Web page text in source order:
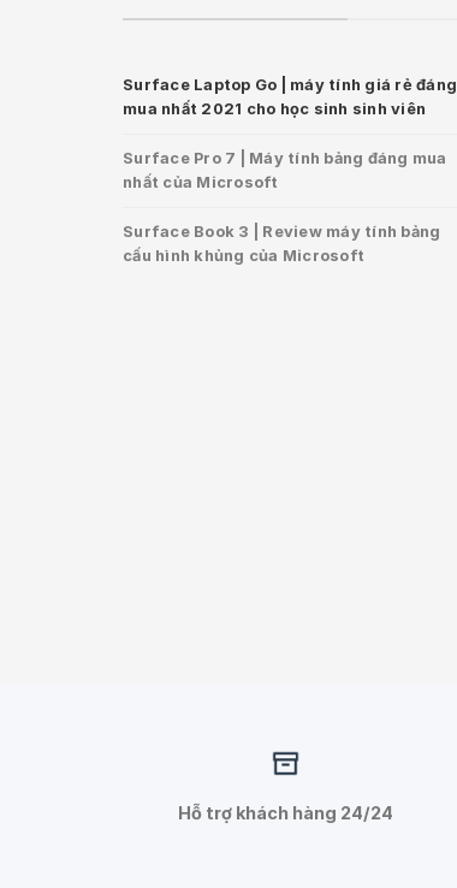
Surface Laptop Go | máy tính giá rẻ đáng
mua nhất 2021 cho học sinh sinh viên
Surface Pro 7 | Máy tính bảng đáng mua
nhất của Microsoft
Surface Book 3 | Review máy tính bảng
cấu hình khủng của Microsoft
Hỗ trợ khách hàng 24/24